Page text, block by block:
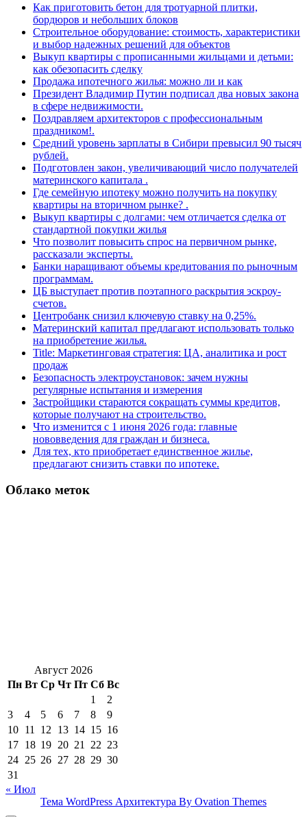
Как приготовить бетон для тротуарной плитки,
бордюров и небольших блоков
Строительное оборудование: стоимость, характеристики
и выбор надежных решений для объектов
Выкуп квартиры с прописанными жильцами и детьми:
как обезопасить сделку
Продажа ипотечного жилья: можно ли и как
Президент Владимир Путин подписал два новых закона
в сфере недвижимости.
Поздравляем архитекторов с профессиональным
праздником!.
Средний уровень зарплаты в Сибири превысил 90 тысяч
рублей.
Подготовлен закон, увеличивающий число получателей
материнского капитала .
Где семейную ипотеку можно получить на покупку
квартиры на вторичном рынке? .
Выкуп квартиры с долгами: чем отличается сделка от
стандартной покупки жилья
Что позволит повысить спрос на первичном рынке,
рассказали эксперты.
Банки наращивают объемы кредитования по рыночным
программам.
ЦБ выступает против поэтапного раскрытия эскроу-
счетов.
Центробанк снизил ключевую ставку на 0,25%.
Материнский капитал предлагают использовать только
на приобретение жилья.
Title: Маркетинговая стратегия: ЦА, аналитика и рост
продаж
Безопасность электроустановок: зачем нужны
регулярные испытания и измерения
Застройщики стараются сокращать суммы кредитов,
которые получают на строительство.
Что изменится с 1 июня 2026 года: главные
нововведения для граждан и бизнеса.
Для тех, кто приобретает единственное жилье,
предлагают снизить ставки по ипотеке.
Облако меток
Август 2026
Пн Вт Ср Чт Пт Сб Вс
1
2
3
4 5 6 7 8
9
10 11 12 13 14 15 16
17 18 19 20 21 22 23
24 25 26 27 28 29 30
31
« Июл
Тема WordPress Архитектура By Ovation Themes